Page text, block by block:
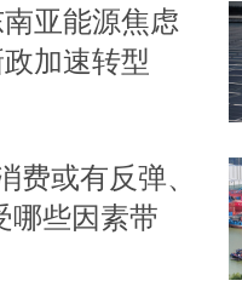
亚能源焦虑
加速转型
费或有反弹、
哪些因素带